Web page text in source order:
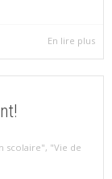
En lire plus
scolaire", "Vie de